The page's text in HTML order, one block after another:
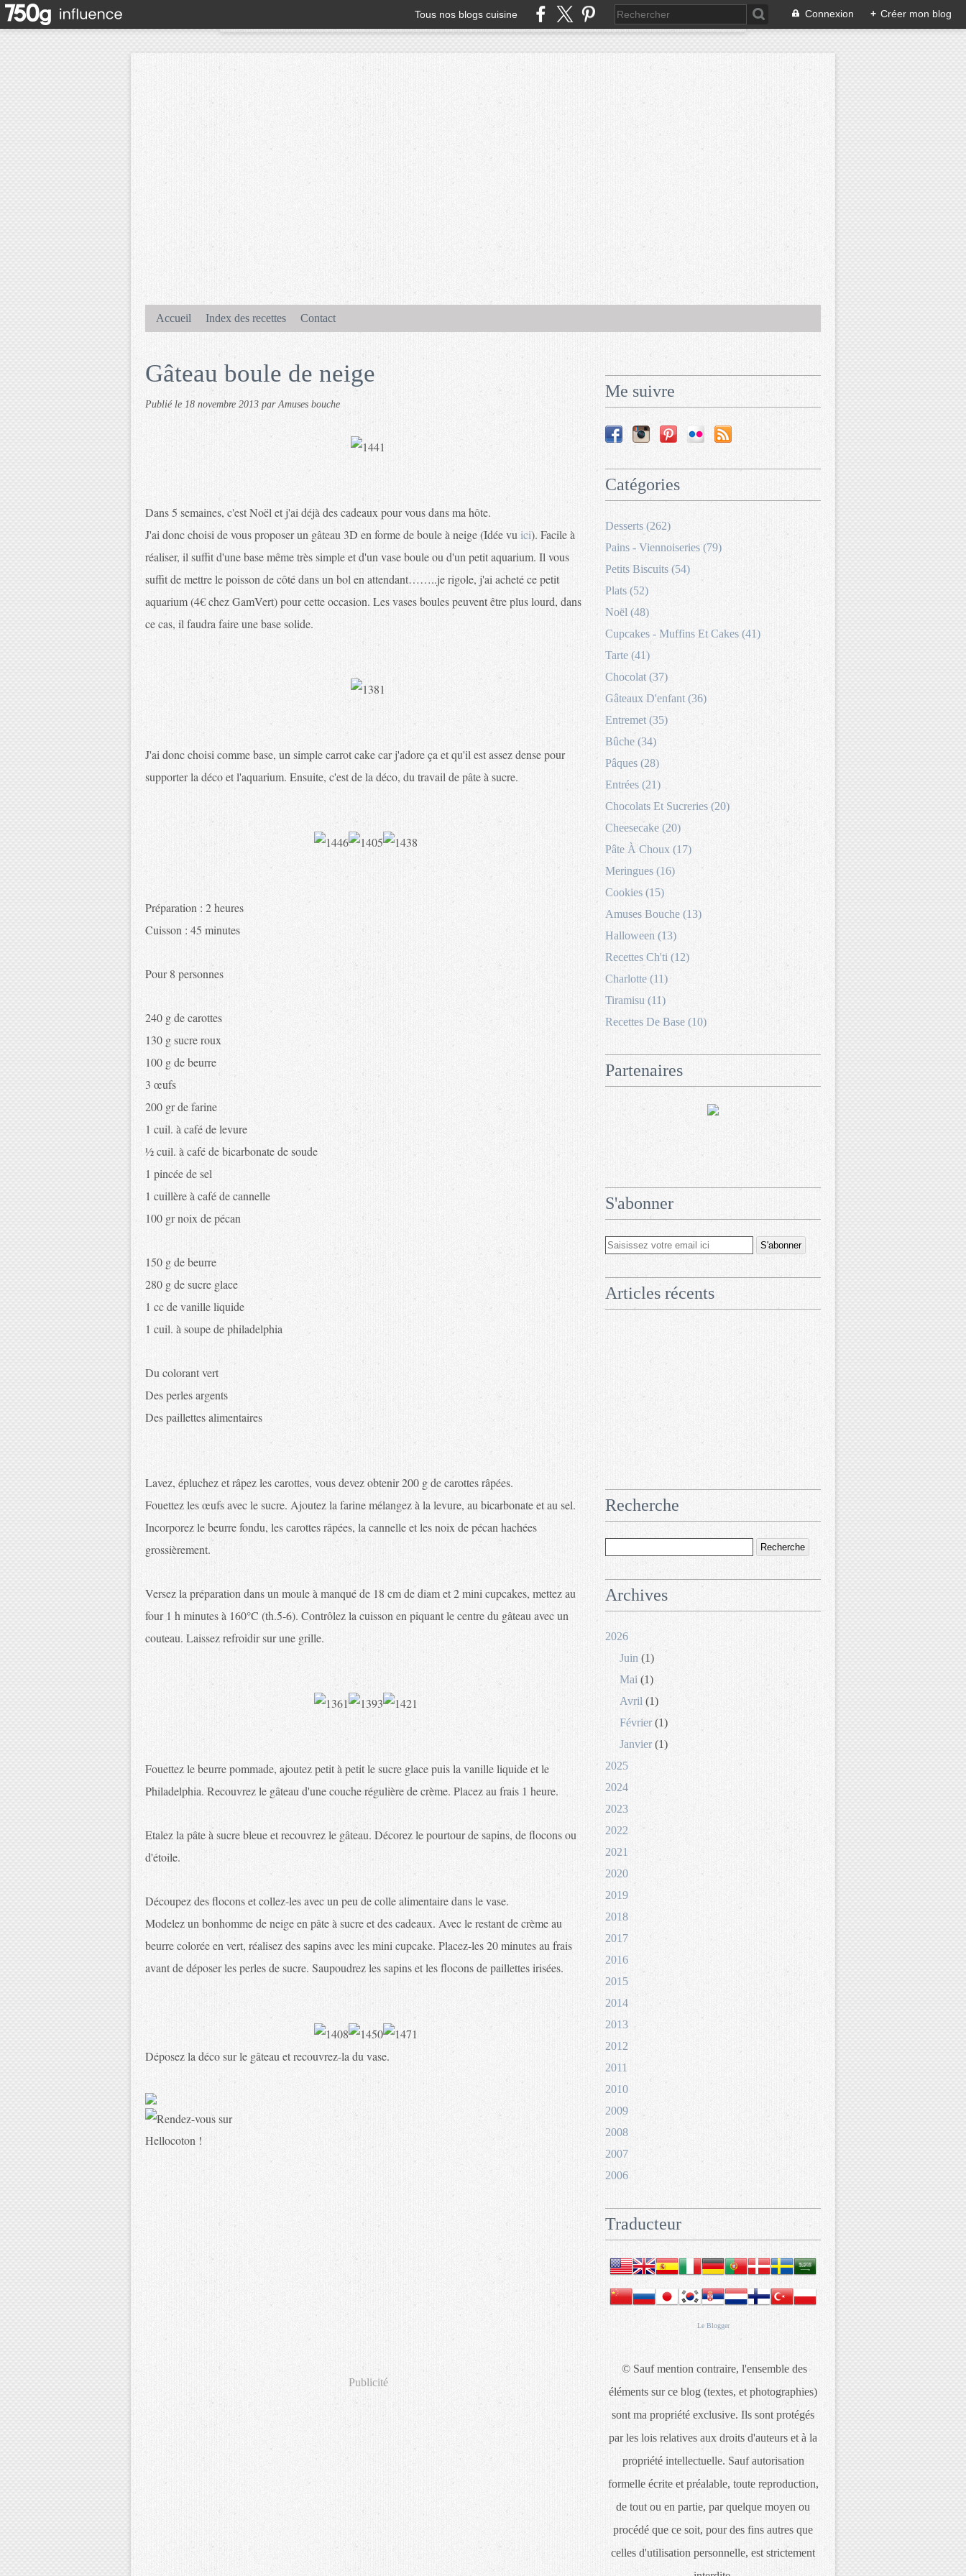
Tous nos blogs cuisine Connexion + Créer mon blog
Accueil Index des recettes Contact
Gâteau boule de neige
Publié le 18 novembre 2013 par Amuses bouche
Dans 5 semaines, c'est Noël et j'ai déjà des cadeaux pour vous dans ma hôte.
J'ai donc choisi de vous proposer un gâteau 3D en forme de boule à neige (Idée vu ici). Facile à
réaliser, il suffit d'une base même très simple et d'un vase boule ou d'un petit aquarium. Il vous
suffit de mettre le poisson de côté dans un bol en attendant……..je rigole, j'ai acheté ce petit
aquarium (4€ chez GamVert) pour cette occasion. Les vases boules peuvent être plus lourd, dans
ce cas, il faudra faire une base solide.
J'ai donc choisi comme base, un simple carrot cake car j'adore ça et qu'il est assez dense pour
supporter la déco et l'aquarium. Ensuite, c'est de la déco, du travail de pâte à sucre.
Préparation : 2 heures
Cuisson : 45 minutes
Pour 8 personnes
240 g de carottes
130 g sucre roux
100 g de beurre
3 œufs
200 gr de farine
1 cuil. à café de levure
½ cuil. à café de bicarbonate de soude
1 pincée de sel
1 cuillère à café de cannelle
100 gr noix de pécan
150 g de beurre
280 g de sucre glace
1 cc de vanille liquide
1 cuil. à soupe de philadelphia
Du colorant vert
Des perles argents
Des paillettes alimentaires
Lavez, épluchez et râpez les carottes, vous devez obtenir 200 g de carottes râpées.
Fouettez les œufs avec le sucre. Ajoutez la farine mélangez à la levure, au bicarbonate et au sel.
Incorporez le beurre fondu, les carottes râpées, la cannelle et les noix de pécan hachées
grossièrement.
Versez la préparation dans un moule à manqué de 18 cm de diam et 2 mini cupcakes, mettez au
four 1 h minutes à 160°C (th.5-6). Contrôlez la cuisson en piquant le centre du gâteau avec un
couteau. Laissez refroidir sur une grille.
Fouettez le beurre pommade, ajoutez petit à petit le sucre glace puis la vanille liquide et le
Philadelphia. Recouvrez le gâteau d'une couche régulière de crème. Placez au frais 1 heure.
Etalez la pâte à sucre bleue et recouvrez le gâteau. Décorez le pourtour de sapins, de flocons ou
d'étoile.
Découpez des flocons et collez-les avec un peu de colle alimentaire dans le vase.
Modelez un bonhomme de neige en pâte à sucre et des cadeaux. Avec le restant de crème au
beurre colorée en vert, réalisez des sapins avec les mini cupcake. Placez-les 20 minutes au frais
avant de déposer les perles de sucre. Saupoudrez les sapins et les flocons de paillettes irisées.
Déposez la déco sur le gâteau et recouvrez-la du vase.
Publicité
Me suivre
Catégories
Desserts (262)
Pains - Viennoiseries (79)
Petits Biscuits (54)
Plats (52)
Noël (48)
Cupcakes - Muffins Et Cakes (41)
Tarte (41)
Chocolat (37)
Gâteaux D'enfant (36)
Entremet (35)
Bûche (34)
Pâques (28)
Entrées (21)
Chocolats Et Sucreries (20)
Cheesecake (20)
Pâte À Choux (17)
Meringues (16)
Cookies (15)
Amuses Bouche (13)
Halloween (13)
Recettes Ch'ti (12)
Charlotte (11)
Tiramisu (11)
Recettes De Base (10)
Partenaires
S'abonner
Articles récents
Recherche
Archives
2026
Juin (1)
Mai (1)
Avril (1)
Février(1)
Janvier (1)
2025
2024
2023
2022
2021
2020
2019
2018
2017
2016
2015
2014
2013
2012
2011
2010
2009
2008
2007
2006
Traducteur
Le Blogger
© Sauf mention contraire, l'ensemble des
éléments sur ce blog (textes, et photographies)
sont ma propriété exclusive. Ils sont protégés
par les lois relatives aux droits d'auteurs et à la
propriété intellectuelle. Sauf autorisation
formelle écrite et préalable, toute reproduction,
de tout ou en partie, par quelque moyen ou
procédé que ce soit, pour des fins autres que
celles d'utilisation personnelle, est strictement